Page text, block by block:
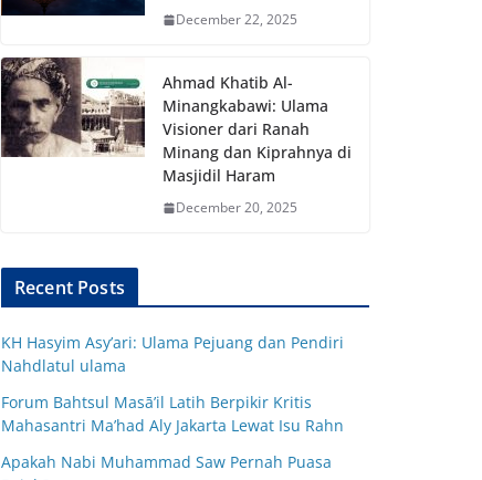
December 22, 2025
Ahmad Khatib Al-
Minangkabawi: Ulama
Visioner dari Ranah
Minang dan Kiprahnya di
Masjidil Haram
December 20, 2025
Recent Posts
KH Hasyim Asy’ari: Ulama Pejuang dan Pendiri
Nahdlatul ulama
Forum Bahtsul Masā’il Latih Berpikir Kritis
Mahasantri Ma’had Aly Jakarta Lewat Isu Rahn
Apakah Nabi Muhammad Saw Pernah Puasa